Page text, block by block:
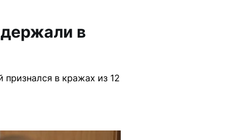
в
в кражах из 12